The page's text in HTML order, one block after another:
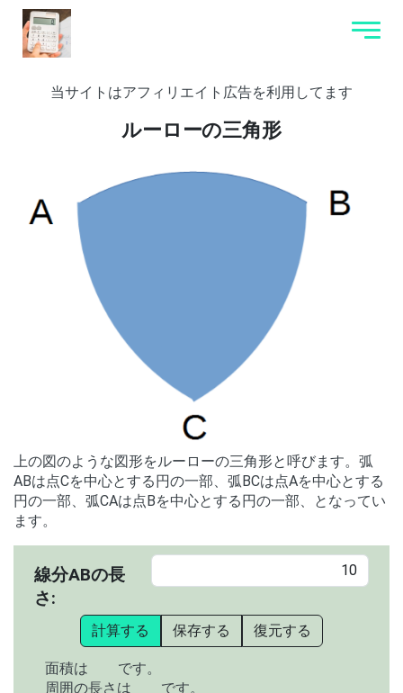
当サイトはアフィリエイト広告を利用してます
ルーローの三角形
上の図のような図形をルーローの三角形と呼びます。弧
ABは点Cを中心とする円の一部、弧BCは点Aを中心とする
円の一部、弧CAは点Bを中心とする円の一部、となってい
ます。
線分ABの長
さ:
計算する 保存する 復元する
面積は
です。
周囲の長さは
です。